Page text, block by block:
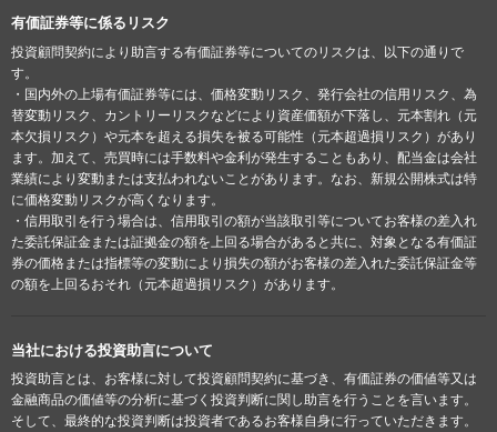
有価証券等に係るリスク
投資顧問契約により助言する有価証券等についてのリスクは、以下の通りで
す。
・国内外の上場有価証券等には、価格変動リスク、発行会社の信用リスク、為
替変動リスク、カントリーリスクなどにより資産価額が下落し、元本割れ（元
本欠損リスク）や元本を超える損失を被る可能性（元本超過損リスク）があり
ます。加えて、売買時には手数料や金利が発生することもあり、配当金は会社
業績により変動または支払われないことがあります。なお、新規公開株式は特
に価格変動リスクが高くなります。
・信用取引を行う場合は、信用取引の額が当該取引等についてお客様の差入れ
た委託保証金または証拠金の額を上回る場合があると共に、対象となる有価証
券の価格または指標等の変動により損失の額がお客様の差入れた委託保証金等
の額を上回るおそれ（元本超過損リスク）があります。
当社における投資助言について
投資助言とは、お客様に対して投資顧問契約に基づき、有価証券の価値等又は
金融商品の価値等の分析に基づく投資判断に関し助言を行うことを言います。
そして、最終的な投資判断は投資者であるお客様自身に行っていただきます。